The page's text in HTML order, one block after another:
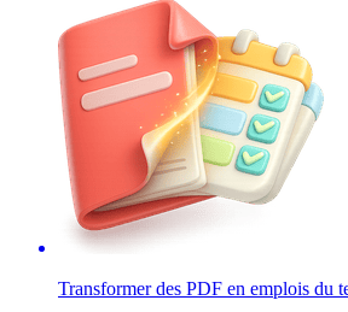
Transformer des PDF en emplois du